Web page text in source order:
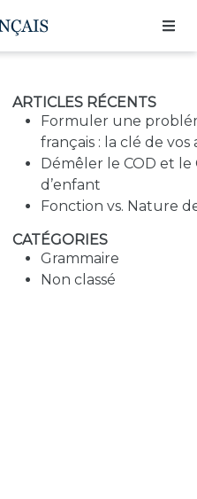
ARTICLES RÉCENTS
Formuler une
français : la clé de
Démêler le COD et le
d’enfant
Fonction vs. Nature
CATÉGORIES
Grammaire
Non classé